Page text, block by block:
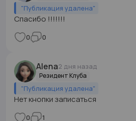
"Публикация удалена"
Спасибо !!!!!!!
0 0
Alena2 дня назад
Резидент Клуба
"Публикация удалена"
Нет кнопки записаться
0 1